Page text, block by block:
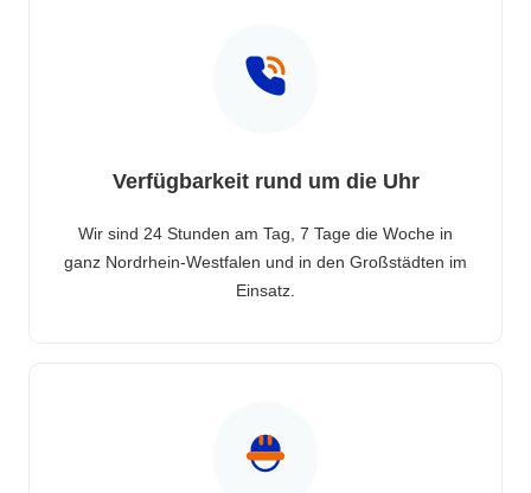
Verfügbarkeit rund um die Uhr
Wir sind 24 Stunden am Tag, 7 Tage die Woche in
ganz Nordrhein-Westfalen und in den Großstädten im
Einsatz.